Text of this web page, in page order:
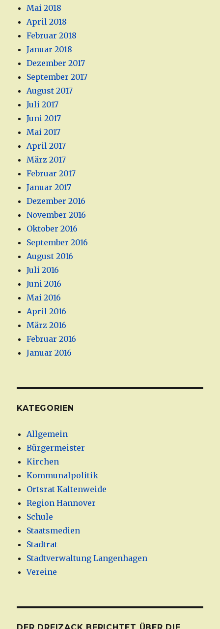
Mai 2018
April 2018
Februar 2018
Januar 2018
Dezember 2017
September 2017
August 2017
Juli 2017
Juni 2017
Mai 2017
April 2017
März 2017
Februar 2017
Januar 2017
Dezember 2016
November 2016
Oktober 2016
September 2016
August 2016
Juli 2016
Juni 2016
Mai 2016
April 2016
März 2016
Februar 2016
Januar 2016
KATEGORIEN
Allgemein
Bürgermeister
Kirchen
Kommunalpolitik
Ortsrat Kaltenweide
Region Hannover
Schule
Staatsmedien
Stadtrat
Stadtverwaltung Langenhagen
Vereine